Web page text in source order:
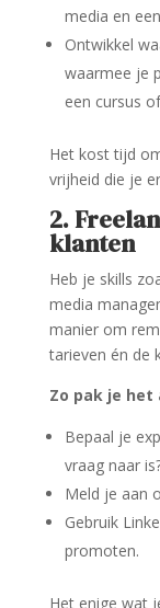
media en
Ontwikkel
waarmee je
een cursus
Het kost tijd
vrijheid die je
2.
klanten
Heb je skills
media
manier om
tarieven én de
Zo pak je het
Bepaal je
vraag naar
Meld je aan
Gebruik
promoten.
Het enige wat